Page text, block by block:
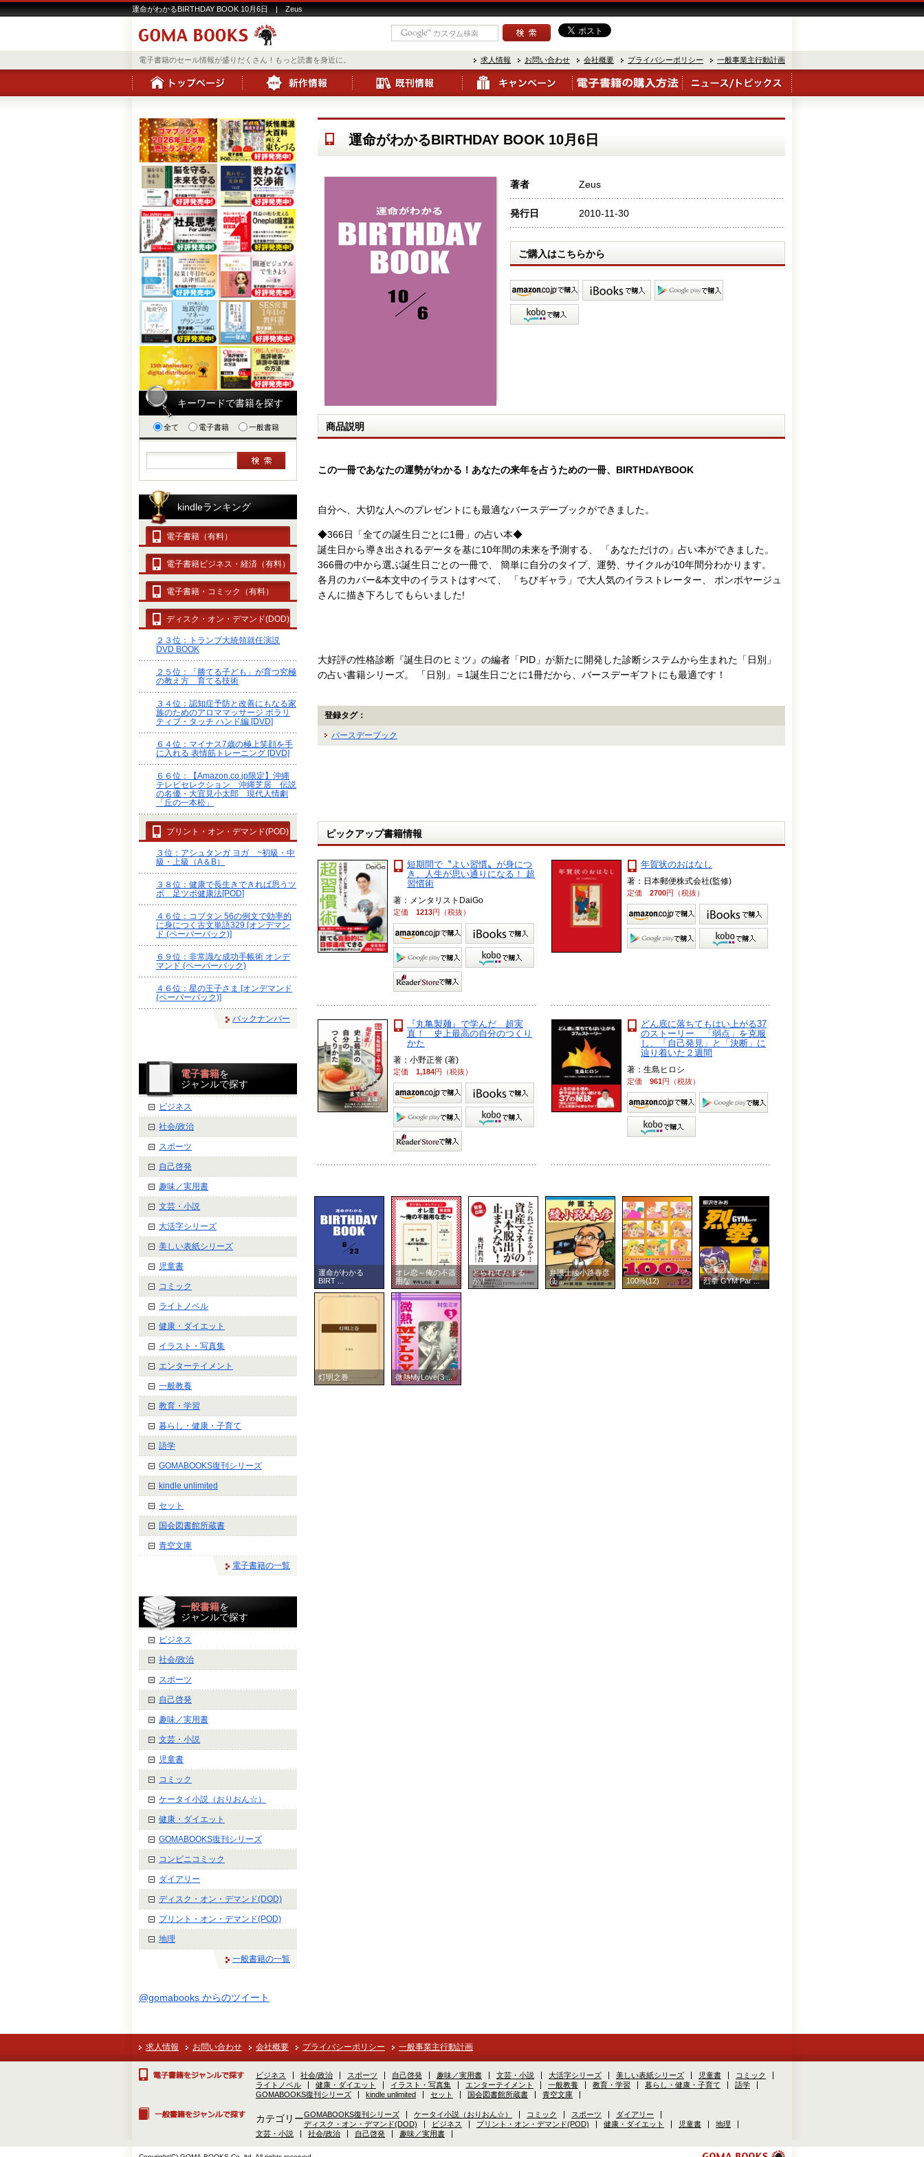
運命がわかるBIRTHDAY BOOK 10月6日 | Zeus
電子書籍のセール情報が盛りだくさん！もっと読書を身近に。 求人情報 お問い合わせ 会社概要 プライバシーポリシー 一般事業主行動計画
運命がわかるBIRTHDAY BOOK 10月6日
著者 Zeus
発行日 2010-11-30
ご購入はこちらから
商品説明
この一冊であなたの運勢がわかる！あなたの来年を占うための一冊、BIRTHDAYBOOK
自分へ、大切な人へのプレゼントにも最適なバースデーブックができました。
◆366日「全ての誕生日ごとに1冊」の占い本◆
誕生日から導き出されるデータを基に10年間の未来を予測する、 「あなただけの」占い本ができました。
366冊の中から選ぶ誕生日ごとの一冊で、 簡単に自分のタイプ、運勢、サイクルが10年間分わかります。
各月のカバー&本文中のイラストはすべて、 「ちびギャラ」で大人気のイラストレーター、 ボンボヤージュ
さんに描き下ろしてもらいました!
大好評の性格診断『誕生日のヒミツ』の編者「PID」が新たに開発した診断システムから生まれた「日別」
の占い書籍シリーズ。 「日別」＝1誕生日ごとに1冊だから、バースデーギフトにも最適です！
登録タグ：
バースデーブック
ピックアップ書籍情報
短期間で〝よい習慣〟が身につ
き、人生が思い通りになる！ 超
習慣術
著：メンタリストDaiGo
定価 1213円（税抜）
年賀状のおはなし
著：日本郵便株式会社(監修)
定価 2700円（税抜）
『丸亀製麺』で学んだ 超実
直！ 史上最高の自分のつくり
かた
著：小野正誉 (著)
定価 1,184円（税抜）
どん底に落ちてもはい上がる37
のストーリー 「弱点」を克服
し、「自己発見」と「決断」に
辿り着いた２週間
著：生島ヒロシ
定価 961円（税抜）
キーワードで書籍を探す
全て 電子書籍 一般書籍
kindleランキング
電子書籍（有料）
電子書籍ビジネス・経済（有料）
電子書籍・コミック（有料）
ディスク・オン・デマンド(DOD)
２３位：トランプ大統領就任演説
DVD BOOK
２５位：「勝てる子ども」が育つ究極
の教え方 育てる技術
３４位：認知症予防と改善にもなる家
族のためのアロママッサージ ポラリ
ティブ・タッチ ハンド編 [DVD]
６４位：マイナス7歳の極上笑顔を手
に入れる 表情筋トレーニング [DVD]
６６位：【Amazon.co.jp限定】沖縄
テレビセレクション 沖縄芝居 伝説
の名優・大宜見小太郎 現代人情劇
「丘の一本松」
プリント・オン・デマンド(POD)
３位：アシュタンガ ヨガ ~初級・中
級・上級（A＆B）
３８位：健康で長生きできれば思うツ
ボ 足ツボ健康法[POD]
４６位：コブタン 56の例文で効率的
に身につく古文単語329 [オンデマン
ド (ペーパーバック)]
６９位：非常識な成功手帳術 オンデ
マンド (ペーパーバック)
４６位：星の王子さま [オンデマンド
(ペーパーバック)]
バックナンバー
電子書籍を
ジャンルで探す
ビジネス
社会/政治
スポーツ
自己啓発
趣味／実用書
文芸・小説
大活字シリーズ
美しい表紙シリーズ
児童書
コミック
ライトノベル
健康・ダイエット
イラスト・写真集
エンターテイメント
一般教養
教育・学習
暮らし・健康・子育て
語学
GOMABOOKS復刊シリーズ
kindle unlimited
セット
国会図書館所蔵書
青空文庫
電子書籍の一覧
一般書籍を
ジャンルで探す
ビジネス
社会/政治
スポーツ
自己啓発
趣味／実用書
文芸・小説
児童書
コミック
ケータイ小説（おりおん☆）
健康・ダイエット
GOMABOOKS復刊シリーズ
コンビニコミック
ダイアリー
ディスク・オン・デマンド(DOD)
プリント・オン・デマンド(POD)
地理
一般書籍の一覧
@gomabooks からのツイート
運命がわかる
BIRT ...
オレ恋～俺の不器
用な ...
とられてたまる
か！ ...
弁護士綾小路春彦
(1 ...
100%(12) 烈拳 GYM Par ...
灯明之巻 微熱MyLove(3 ...
求人情報 お問い合わせ 会社概要 プライバシーポリシー 一般事業主行動計画
ビジネス 社会/政治 スポーツ 自己啓発 趣味／実用書 文芸・小説 大活字シリーズ 美しい表紙シリーズ 児童書
コミック
ライトノベル
健康・ダイエット イラスト・写真集 エンターテイメント 一般教養 教育・学習 暮らし・健康・子育て
語学
GOMABOOKS復刊シリーズ
kindle unlimited セット 国会図書館所蔵書 青空文庫
カテゴリーGOMABOOKS復刊シリーズ ケータイ小説（おりおん☆） コミック スポーツ
ダイアリー
ディスク・オン・デマンド(DOD)
ビジネス プリント・オン・デマンド(POD) 健康・ダイエット 児童書
地理
文芸・小説
社会/政治 自己啓発 趣味／実用書